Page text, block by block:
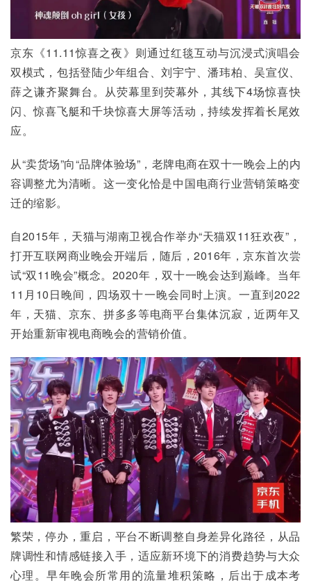
京东《11.11惊喜之夜》则通过红毯互动与沉浸式演唱会
双模式，包括登陆少年组合、刘宇宁、潘玮柏、吴宣仪、
薛之谦齐聚舞台。从荧幕里到荧幕外，其线下4场惊喜快
闪、惊喜飞艇和千块惊喜大屏等活动，持续发挥着长尾效
应。
从“卖货场”向“品牌体验场”，老牌电商在双十一晚会上的内
容调整尤为清晰。这一变化恰是中国电商行业营销策略变
迁的缩影。
自2015年，天猫与湖南卫视合作举办“天猫双11狂欢夜”，
打开互联网商业晚会开端后，随后，2016年，京东首次尝
试“双11晚会”概念。2020年，双十一晚会达到巅峰。当年
11月10日晚间，四场双十一晚会同时上演。一直到2022
年，天猫、京东、拼多多等电商平台集体沉寂，近两年又
开始重新审视电商晚会的营销价值。
繁荣，停办，重启，平台不断调整自身差异化路径，从品
牌调性和情感链接入手，适应新环境下的消费趋势与大众
心理。早年晚会所常用的流量堆积策略，后出于成本考